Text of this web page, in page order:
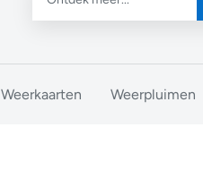
Weerkaarten Weerpluimen